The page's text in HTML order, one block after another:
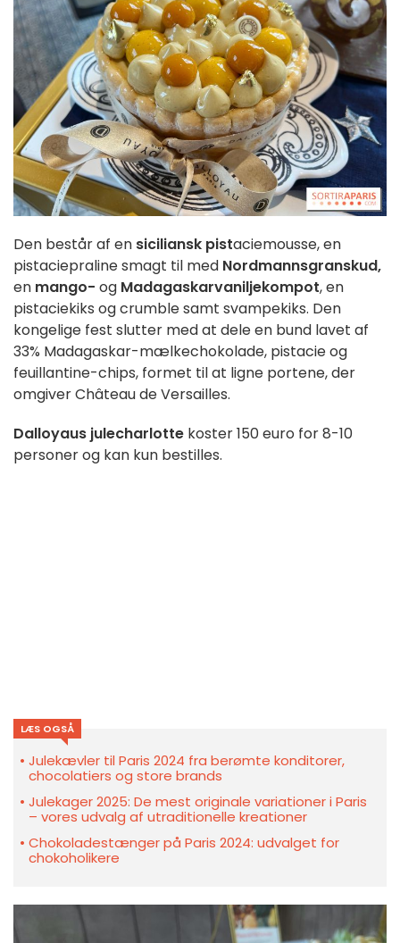
Den består af en siciliansk pistaciemousse, en
pistaciepraline smagt til med Nordmannsgranskud,
en mango- og Madagaskarvaniljekompot, en
pistaciekiks og crumble samt svampekiks. Den
kongelige fest slutter med at dele en bund lavet af
33% Madagaskar-mælkechokolade, pistacie og
feuillantine-chips, formet til at ligne portene, der
omgiver Château de Versailles.
Dalloyaus julecharlotte koster 150 euro for 8-10
personer og kan kun bestilles.
LÆS OGSÅ
Julekævler til Paris 2024 fra berømte konditorer,
chocolatiers og store brands
Julekager 2025: De mest originale variationer i Paris
– vores udvalg af utraditionelle kreationer
Chokoladestænger på Paris 2024: udvalget for
chokoholikere